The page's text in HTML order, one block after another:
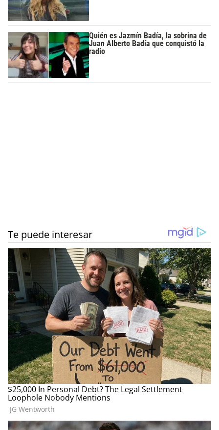
Quién es Jazmín Badía, la sobrina de
Juan Alberto Badía que conquistó la
radio